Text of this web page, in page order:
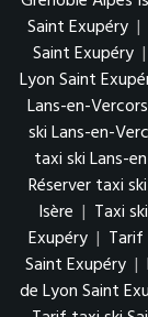
Saint Exupéry |
Saint Exupéry |
Lyon Saint
Lans-en-Vercors
ski Lans-en-
taxi ski Lans-
Réserver taxi
Isère | Taxi
Exupéry |
Saint Exupéry |
de Lyon Saint